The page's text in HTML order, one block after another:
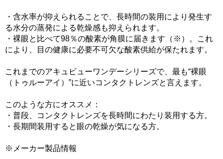
・含水率が抑えられることで、長時間の装用により発生す
る水分の蒸発による乾燥感も抑えられます。
・裸眼と比べて98％の酸素が角膜に届きます（※）。これ
により、目の健康に必要不可欠な酸素供給が保たれます。
これまでのアキュビューワンデーシリーズで、最も“裸眼
（トゥルーアイ）”に近いコンタクトレンズと言えます。
このような方にオススメ：
・普段、コンタクトレンズを長時間にわたり装用する方。
・長期間装用すると眼の乾燥が気になる方。
※メーカー製品情報